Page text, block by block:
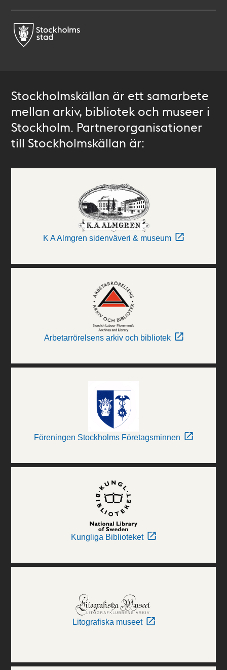
Stockholmskällan är ett samarbete
mellan arkiv, bibliotek och museer i
Stockholm. Partnerorganisationer
till Stockholmskällan är:
K A Almgren sidenväveri & museum
Arbetarrörelsens arkiv och bibliotek
Föreningen Stockholms Företagsminnen
Kungliga Biblioteket
Litografiska museet